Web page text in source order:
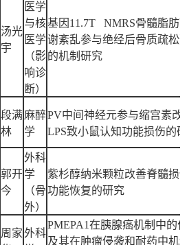
汤光
宇
医学
与核
医学
（影
响诊
断）
基因11.7T NMRS骨髓脂肪
谢紊乱参与绝经后骨质疏松
的机制研究
段满
林
麻醉
学
PV中间神经元参与缩宫素改
LPS致小鼠认知功能损伤的
郭开
今
外科
学
（骨
外）
紫杉醇纳米颗粒改善脊髓损
功能恢复的研究
周家外科
PMEPA1在胰腺癌机制中的
及其在肿瘤侵袭和耐药中机